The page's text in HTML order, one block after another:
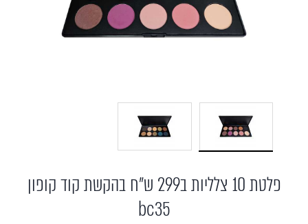
פלטת 10 צלליות ב299 ש"ח בהקשת קוד קופון
bc35